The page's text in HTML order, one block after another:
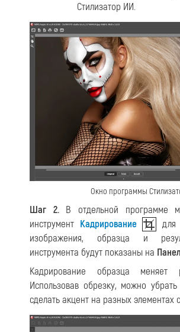
Стилизатор ИИ.
Окно программы
Шаг 2.В отдельной программе
инструмент Кадрирование
для
изображения, образца и
инструмента будут показаны на
Кадрирование образца меняет
Использовав обрезку, можно
сделать акцент на разных элементах